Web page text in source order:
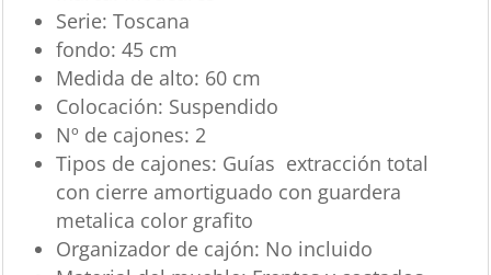
Serie: Toscana
fondo: 45 cm
Medida de alto: 60 cm
Colocación: Suspendido
Nº de cajones: 2
Tipos de cajones: Guías extracción total
con cierre amortiguado con guardera
metalica color grafito
Organizador de cajón: No incluido